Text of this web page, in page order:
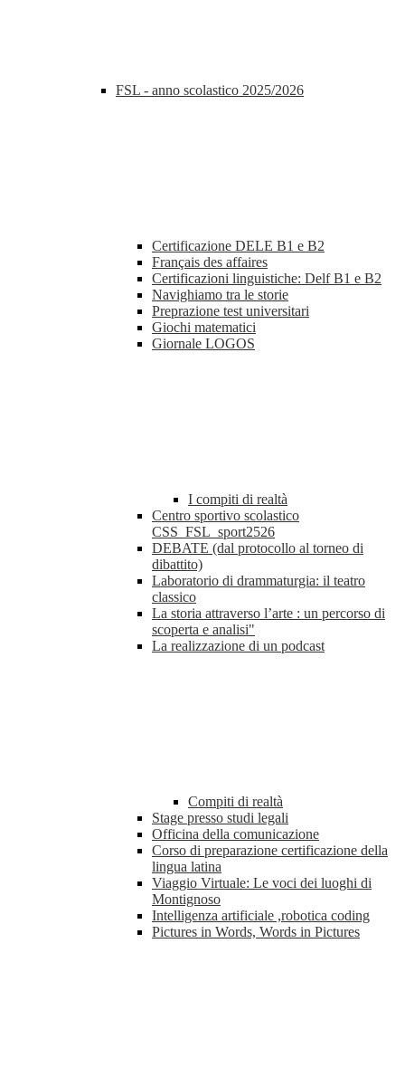
FSL - anno scolastico 2025/2026
Certificazione DELE B1 e B2
Français des affaires
Certificazioni linguistiche: Delf B1 e B2
Navighiamo tra le storie
Preprazione test universitari
Giochi matematici
Giornale LOGOS
I compiti di realtà
Centro sportivo scolastico
CSS_FSL_sport2526
DEBATE (dal protocollo al torneo di
dibattito)
Laboratorio di drammaturgia: il teatro
classico
La storia attraverso l’arte : un percorso di
scoperta e analisi"
La realizzazione di un podcast
Compiti di realtà
Stage presso studi legali
Officina della comunicazione
Corso di preparazione certificazione della
lingua latina
Viaggio Virtuale: Le voci dei luoghi di
Montignoso
Intelligenza artificiale ,robotica coding
Pictures in Words, Words in Pictures